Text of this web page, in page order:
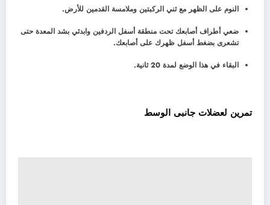
النوم على الظهر مع ثني الركبتين وملامسة القدمين للأرض.
ضعي أطراف أصابعك تحت منطقة أسفل الردفين وابدئي بشد المعدة حتى
تشعرى بضغط أسفل ظهرك على أصابعك.
البقاء في هذا الوضع لمدة 20 ثانية.
تمرين لعضلات جانبى الوسط